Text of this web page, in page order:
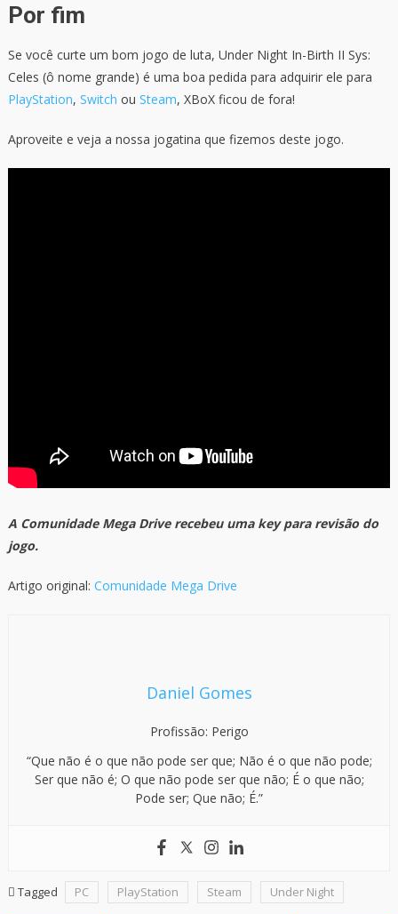
Por fim
Se você curte um bom jogo de luta, Under Night In-Birth II Sys:
Celes (ô nome grande) é uma boa pedida para adquirir ele para
PlayStation, Switch ou Steam, XBoX ficou de fora!
Aproveite e veja a nossa jogatina que fizemos deste jogo.
A Comunidade Mega Drive recebeu uma key para revisão do
jogo.
Artigo original: Comunidade Mega Drive
Daniel Gomes
Profissão: Perigo
“Que não é o que não pode ser que; Não é o que não pode;
Ser que não é; O que não pode ser que não; É o que não;
Pode ser; Que não; É.”
Tagged PC PlayStation Steam Under Night